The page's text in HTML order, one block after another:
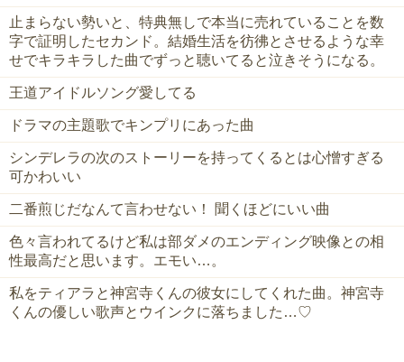
止まらない勢いと、特典無しで本当に売れていることを数
字で証明したセカンド。結婚生活を彷彿とさせるような幸
せでキラキラした曲でずっと聴いてると泣きそうになる。
王道アイドルソング愛してる
ドラマの主題歌でキンプリにあった曲
シンデレラの次のストーリーを持ってくるとは心憎すぎる
可かわいい
二番煎じだなんて言わせない！ 聞くほどにいい曲
色々言われてるけど私は部ダメのエンディング映像との相
性最高だと思います。エモい…。
私をティアラと神宮寺くんの彼女にしてくれた曲。神宮寺
くんの優しい歌声とウインクに落ちました…♡